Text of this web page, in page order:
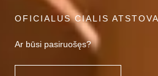
OFICIALUS CIALIS
Ar būsi pasiruošęs?